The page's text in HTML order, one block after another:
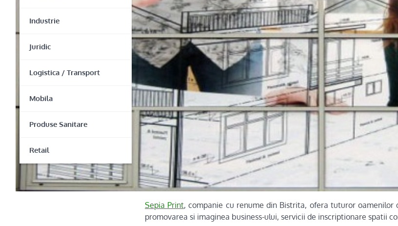
Industrie
Juridic
Logistica / Transport
Mobila
Produse Sanitare
Retail
Sepia Print, companie cu renume din Bistrita, ofera tuturor oamenilor
promovarea si imaginea business-ului, servicii de inscriptionare spatii